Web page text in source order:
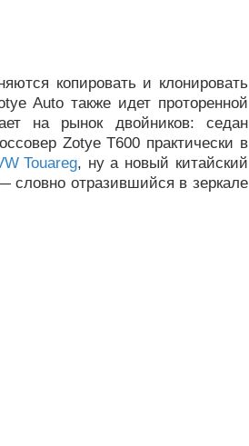
копировать и клонировать
Auto также идет проторенной
на рынок двойников: седан
Zotye T600 практически в
Touareg, ну а новый китайский
словно отразившийся в зеркале